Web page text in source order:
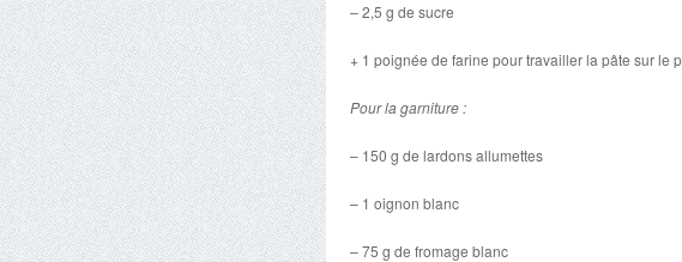
– 2,5 g de sucre
+ 1 poignée de farine pour travailler la pâte sur le
Pour la garniture :
– 150 g de lardons allumettes
– 1 oignon blanc
– 75 g de fromage blanc